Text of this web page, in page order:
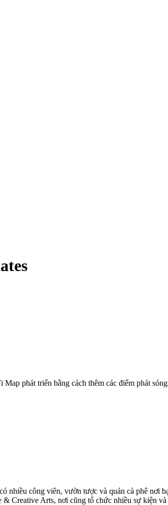
phát triển bằng cách thêm các điểm phát
nhiều công viên, vườn tược và quán cà phê nơi
Creative Arts, nơi cũng tổ chức nhiều sự kiện